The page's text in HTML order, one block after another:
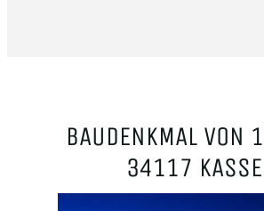
BAUDENKMAL VON
34117